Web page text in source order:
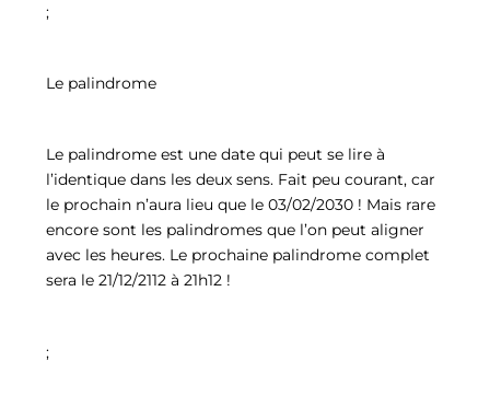
;
Le palindrome
Le palindrome est une date qui peut se lire à
l’identique dans les deux sens. Fait peu courant, car
le prochain n’aura lieu que le 03/02/2030 ! Mais rare
encore sont les palindromes que l’on peut aligner
avec les heures. Le prochaine palindrome complet
sera le 21/12/2112 à 21h12 !
;